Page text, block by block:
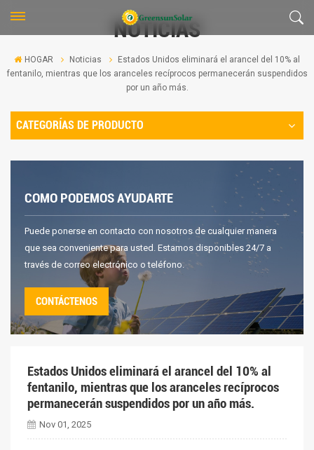
NOTICIAS
HOGAR Noticias
Estados Unidos eliminará el arancel del 10% al
fentanilo, mientras que los aranceles recíprocos permanecerán suspendidos
por un año más.
CATEGORÍAS DE PRODUCTO
COMO PODEMOS AYUDARTE
Puede ponerse en contacto con nosotros de cualquier manera
que sea conveniente para usted. Estamos disponibles 24/7 a
través de correo electrónico o teléfono.
CONTÁCTENOS
Estados Unidos eliminará el arancel del 10% al
fentanilo, mientras que los aranceles recíprocos
permanecerán suspendidos por un año más.
Nov 01, 2025